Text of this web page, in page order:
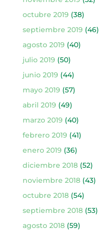
octubre 2019 (38)
septiembre 2019 (46)
agosto 2019 (40)
julio 2019 (50)
junio 2019 (44)
mayo 2019 (57)
abril 2019 (49)
marzo 2019 (40)
febrero 2019 (41)
enero 2019 (36)
diciembre 2018(52)
noviembre 2018(43)
octubre 2018(54)
septiembre 2018(53)
agosto 2018(59)